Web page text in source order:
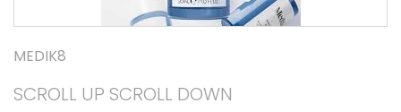
MEDIK8
SCROLL UP SCROLL DOWN